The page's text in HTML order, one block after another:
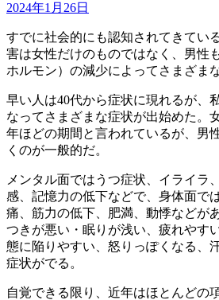
2024年1月26日
すでに社会的にも認知されてきてい
害は女性だけのものではなく、男性
ホルモン）の減少によってさまざま
早い人は40代から症状に現れるが、
なってさまざまな症状が出始めた。
年ほどの期間と言われているが、男
くのが一般的だ。
メンタル面ではうつ症状、イライラ
感、記憶力の低下などで、身体面で
痛、筋力の低下、肥満、動悸などが
つきが悪い・眠りが浅い、疲れやす
態に陥りやすい、怒りっぽくなる、
症状がでる。
自覚できる限り、近年はほとんどの